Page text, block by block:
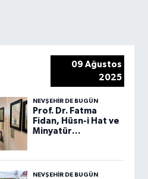
09 Ağustos
2025
NEVŞEHIR DE BUGÜN
Prof. Dr. Fatma
Fidan, Hüsn-i Hat ve
Minyatür
NEVŞEHIR DE BUGÜN